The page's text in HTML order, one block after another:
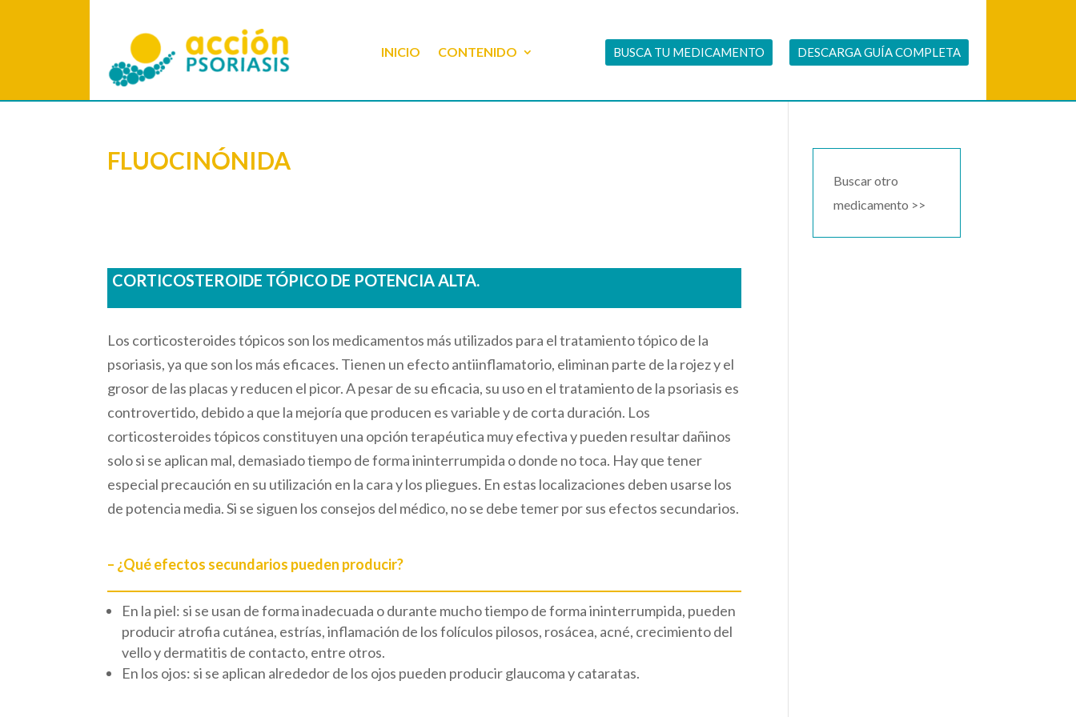
INICIO CONTENIDO BUSCA TU MEDICAMENTO DESCARGA GUÍA COMPLETA
FLUOCINÓNIDA
CORTICOSTEROIDE TÓPICO DE POTENCIA ALTA.
Los corticosteroides tópicos son los medicamentos más utilizados para el tratamiento tópico de la
psoriasis, ya que son los más eficaces. Tienen un efecto antiinflamatorio, eliminan parte de la rojez y el
grosor de las placas y reducen el picor. A pesar de su eficacia, su uso en el tratamiento de la psoriasis es
controvertido, debido a que la mejoría que producen es variable y de corta duración. Los
corticosteroides tópicos constituyen una opción terapéutica muy efectiva y pueden resultar dañinos
solo si se aplican mal, demasiado tiempo de forma ininterrumpida o donde no toca. Hay que tener
especial precaución en su utilización en la cara y los pliegues. En estas localizaciones deben usarse los
de potencia media. Si se siguen los consejos del médico, no se debe temer por sus efectos secundarios.
– ¿Qué efectos secundarios pueden producir?
En la piel: si se usan de forma inadecuada o durante mucho tiempo de forma ininterrumpida, pueden
producir atrofia cutánea, estrías, inflamación de los folículos pilosos, rosácea, acné, crecimiento del
vello y dermatitis de contacto, entre otros.
En los ojos: si se aplican alrededor de los ojos pueden producir glaucoma y cataratas.
Buscar otro
medicamento >>